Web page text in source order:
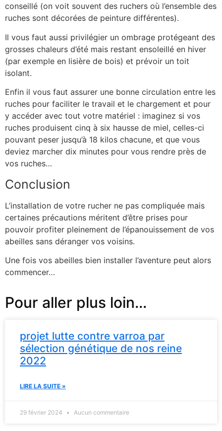
conseillé (on voit souvent des ruchers où l’ensemble des
ruches sont décorées de peinture différentes).
Il vous faut aussi privilégier un ombrage protégeant des
grosses chaleurs d’été mais restant ensoleillé en hiver
(par exemple en lisière de bois) et prévoir un toit
isolant.
Enfin il vous faut assurer une bonne circulation entre les
ruches pour faciliter le travail et le chargement et pour
y accéder avec tout votre matériel : imaginez si vos
ruches produisent cinq à six hausse de miel, celles-ci
pouvant peser jusqu’à 18 kilos chacune, et que vous
deviez marcher dix minutes pour vous rendre près de
vos ruches…
Conclusion
L’installation de votre rucher ne pas compliquée mais
certaines précautions méritent d’être prises pour
pouvoir profiter pleinement de l’épanouissement de vos
abeilles sans déranger vos voisins.
Une fois vos abeilles bien installer l’aventure peut alors
commencer…
Pour aller plus loin...
projet lutte contre varroa par
sélection génétique de nos reine
2022
LIRE LA SUITE »
29 février 2024 Aucun commentaire